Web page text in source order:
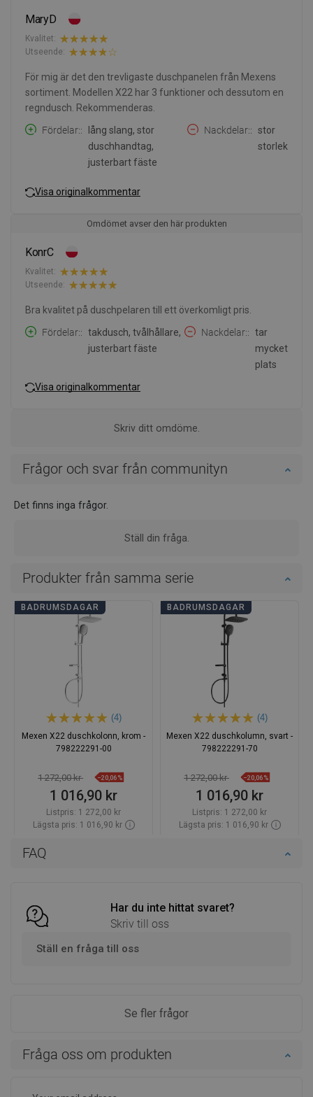
FAQ
Har du inte hittat svaret?
Skriv till oss
Ställ en fråga till oss
Se fler frågor
MaryD
Kvalitet:
Utseende:
För mig är det den trevligaste duschpanelen från Mexens
sortiment. Modellen X22 har 3 funktioner och dessutom en
regndusch. Rekommenderas.
Fördelar:
lång slang, stor
duschhandtag,
justerbart fäste
Nackdelar:
stor
storlek
Visa originalkommentar
Omdömet avser den här produkten
KonrC
Kvalitet:
Utseende:
Bra kvalitet på duschpelaren till ett överkomligt pris.
Fördelar:
takdusch, tvålhållare,
justerbart fäste
Nackdelar:
tar
mycket
plats
Visa originalkommentar
Skriv ditt omdöme.
Frågor och svar från communityn
Det finns inga frågor.
Ställ din fråga.
Fråga oss om produkten
Produkter från samma serie
BADRUMSDAGAR
(4)
Mexen X22 duschkolonn, krom -
798222291-00
1 272,00 kr −20,06%
1 016,90 kr
Listpris: 1 272,00 kr
Lägsta pris: 1 016,90 kr
BADRUMSDAGAR
(4)
Mexen X22 duschkolumn, svart -
798222291-70
1 272,00 kr −20,06%
1 016,90 kr
Listpris: 1 272,00 kr
Lägsta pris: 1 016,90 kr